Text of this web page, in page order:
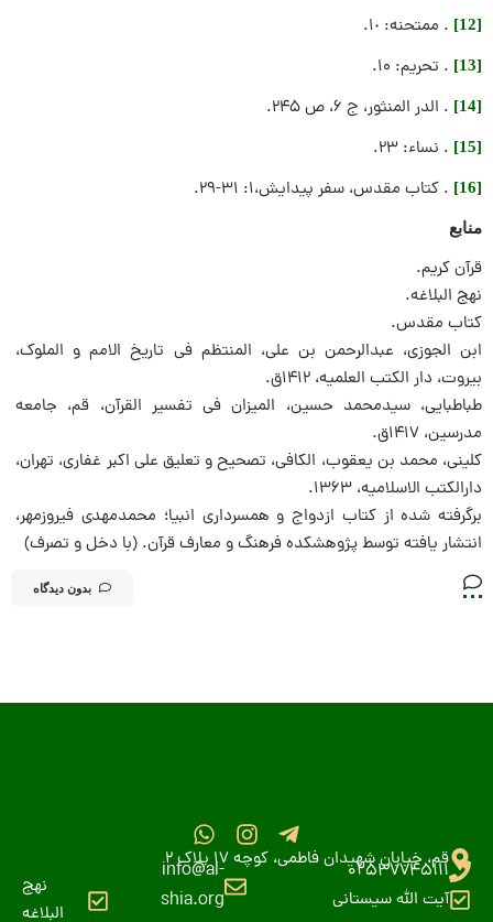
[12] . ممتحنه: ١٠.
[13] . تحریم: ۱۰.
[14] . الدر المنثور، ج ۶، ص ۲۴۵.
[15] . نساء: ۲۳.
[16] . کتاب مقدس، سفر پیدایش،۱: ۳۱-۲۹.
منابع
قرآن کریم.
نهج البلاغه.
کتاب مقدس.
ابن الجوزی، عبدالرحمن بن علی، المنتظم فی تاریخ الامم و الملوک،
بیروت، دار الکتب العلمیه، 1412ق.
طباطبایی، سیدمحمد حسین، المیزان فی تفسیر القرآن، قم، جامعه
مدرسین، 1417ق.
کلینی، محمد بن یعقوب، الکافی، تصحیح و تعلیق علی اکبر غفاری، تهران،
دارالکتب الاسلامیه، 1363.
برگرفته شده از کتاب ازدواج و همسرداری انبیا؛ محمدمهدی فیروزمهر،
انتشار یافته توسط پژوهشکده فرهنگ و معارف قرآن. (با دخل و تصرف)
بدون دیدگاه
قم، خیابان شهیدان فاطمی، کوچه 17 پلاک 2
02537745111
آیت الله سیستانی
info@al-
shia.org
نهج
البلاغه